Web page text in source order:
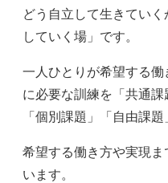
どう自立して生きてい
していく場」です。
一人ひとりが希望する
に必要な訓練を「共通課
「個別課題」「自由課
希望する働き方や実現
います。